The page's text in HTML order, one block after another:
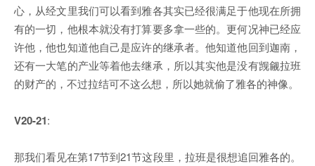
心，从经文里我们可以看到雅各其实已经很满足于他现在所拥
有的一切，他根本就没有打算要多拿一些的。更何况神已经应
许他，他也知道他自己是应许的继承者。他知道他回到迦南，
还有一大笔的产业等着他去继承，所以其实他是没有觊觎拉班
的财产的，不过拉结可不这么想，所以她就偷了雅各的神像。
V20-21:
那我们看见在第17节到21节这段里，拉班是很想追回雅各的。